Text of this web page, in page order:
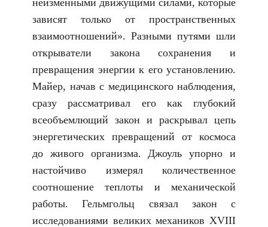
неизменными движущими силами, которые
зависят только от пространственных
взаимоотношений». Разными путями шли
открыватели закона сохранения и
превращения энергии к его установлению.
Майер, начав с медицинского наблюдения,
сразу рассматривал его как глубокий
всеобъемлющий закон и раскрывал цепь
энергетических превращений от космоса
до живого организма. Джоуль упорно и
настойчиво измерял количественное
соотношение теплоты и механической
работы. Гельмгольц связал закон с
исследованиями великих механиков XVIII